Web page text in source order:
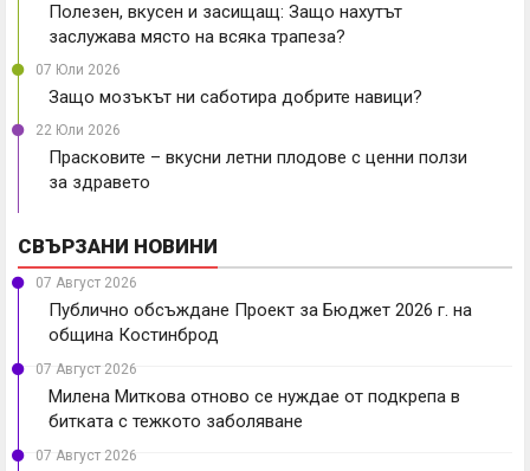
Полезен, вкусен и засищащ: Защо нахутът
заслужава място на всяка трапеза?
07 Юли 2026
Защо мозъкът ни саботира добрите навици?
22 Юли 2026
Прасковите – вкусни летни плодове с ценни ползи
за здравето
СВЪРЗАНИ НОВИНИ
07 Август 2026
Публично обсъждане Проект за Бюджет 2026 г. на
община Костинброд
07 Август 2026
Милена Миткова отново се нуждае от подкрепа в
битката с тежкото заболяване
07 Август 2026